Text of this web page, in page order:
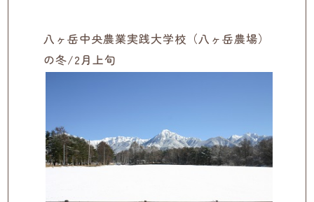
八ヶ岳中央農業実践大学校（八ヶ岳農場）
の冬/2月上旬